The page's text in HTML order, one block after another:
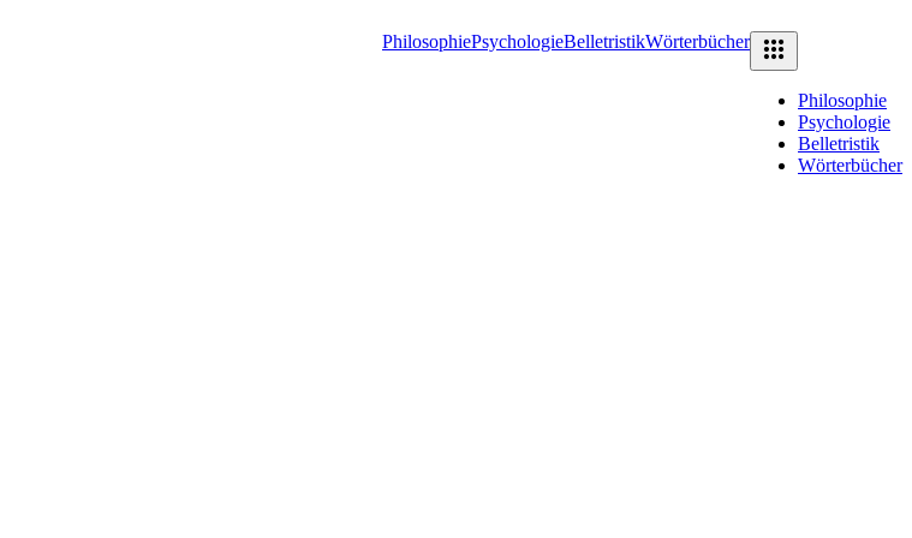
PhilosophiePsychologieBelletristikWörterbücher
Philosophie
Psychologie
Belletristik
Wörterbücher